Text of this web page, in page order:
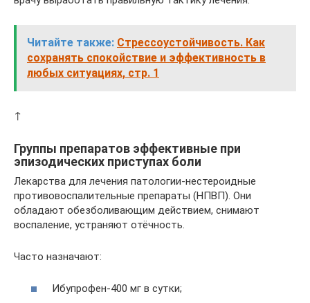
Читайте также: Стрессоустойчивость. Как
сохранять спокойствие и эффективность в
любых ситуациях, стр. 1
↑
Группы препаратов эффективные при
эпизодических приступах боли
Лекарства для лечения патологии-нестероидные
противовоспалительные препараты (НПВП). Они
обладают обезболивающим действием, снимают
воспаление, устраняют отёчность.
Часто назначают:
Ибупрофен-400 мг в сутки;